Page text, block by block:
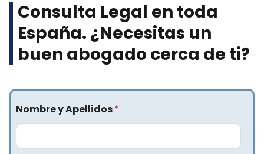
Consulta Legal en toda
España. ¿Necesitas un
buen abogado cerca de ti?​
Nombre y Apellidos*